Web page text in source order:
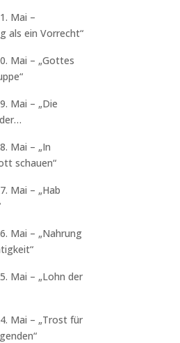
Mai –
als ein Vorrecht“
Mai – „Gottes
Mai – „Die
Mai – „In
schauen“
Mai – „Hab
Mai – „Nahrung
Mai – „Lohn der
Mai – „Trost für